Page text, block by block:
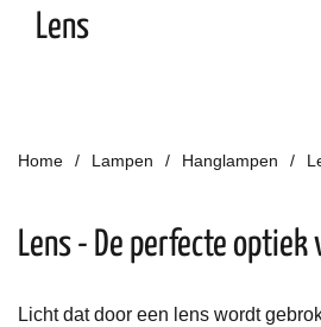
Lens
Home Lampen Hanglampen
Lens - De perfecte
Licht dat door een lens wordt